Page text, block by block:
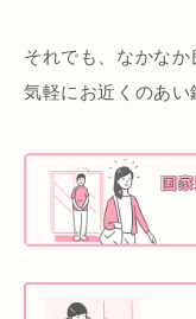
それでも、なかな
気軽にお近くのあい